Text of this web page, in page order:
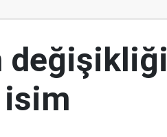
değişikliği
isim